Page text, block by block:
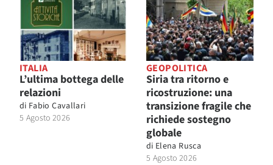
ITALIA
L’ultima bottega delle
relazioni
di Fabio Cavallari
5 Agosto 2026
GEOPOLITICA
Siria tra ritorno e
ricostruzione: una
transizione fragile che
richiede sostegno
globale
di Elena Rusca
5 Agosto 2026